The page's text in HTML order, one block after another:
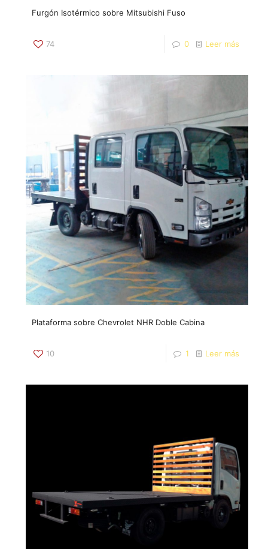
Furgón Isotérmico sobre Mitsubishi Fuso
74 0 Leer más
Plataforma sobre Chevrolet NHR Doble Cabina
10 1 Leer más